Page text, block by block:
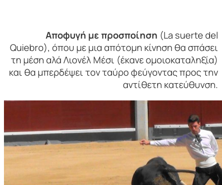
Αποφυγή με προσποίηση (La suerte del
Quiebro), όπου με μια απότομη κίνηση θα σπάσει
τη μέση αλά Λιονέλ Μέσι (έκανε ομοιοκαταληξία)
και θα μπερδέψει τον ταύρο φεύγοντας προς την
αντίθετη κατεύθυνση.